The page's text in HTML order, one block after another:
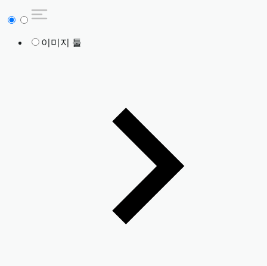
이미지 툴